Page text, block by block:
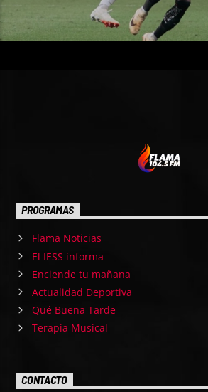
PROGRAMAS
Flama Noticias
El IESS informa
Enciende tu mañana
Actualidad Deportiva
Qué Buena Tarde
Terapia Musical
CONTACTO